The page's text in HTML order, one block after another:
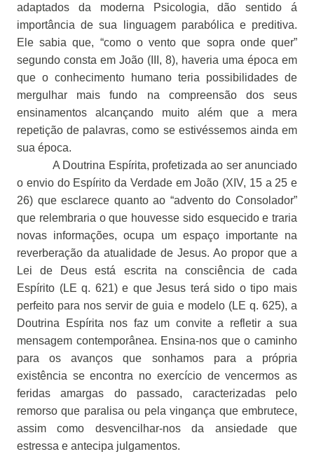
adaptados da moderna Psicologia, dão sentido á
importância de sua linguagem parabólica e preditiva.
Ele sabia que, “como o vento que sopra onde quer”
segundo consta em João (III, 8), haveria uma época em
que o conhecimento humano teria possibilidades de
mergulhar mais fundo na compreensão dos seus
ensinamentos alcançando muito além que a mera
repetição de palavras, como se estivéssemos ainda em
sua época.
A Doutrina Espírita, profetizada ao ser anunciado
o envio do Espírito da Verdade em João (XIV, 15 a 25 e
26) que esclarece quanto ao “advento do Consolador”
que relembraria o que houvesse sido esquecido e traria
novas informações, ocupa um espaço importante na
reverberação da atualidade de Jesus. Ao propor que a
Lei de Deus está escrita na consciência de cada
Espírito (LE q. 621) e que Jesus terá sido o tipo mais
perfeito para nos servir de guia e modelo (LE q. 625), a
Doutrina Espírita nos faz um convite a refletir a sua
mensagem contemporânea. Ensina-nos que o caminho
para os avanços que sonhamos para a própria
existência se encontra no exercício de vencermos as
feridas amargas do passado, caracterizadas pelo
remorso que paralisa ou pela vingança que embrutece,
assim como desvencilhar-nos da ansiedade que
estressa e antecipa julgamentos.